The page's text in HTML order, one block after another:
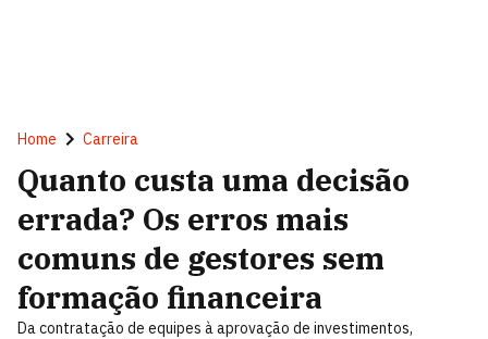
Home Carreira
Quanto custa uma decisão
errada? Os erros mais
comuns de gestores sem
formação financeira
Da contratação de equipes à aprovação de investimentos,